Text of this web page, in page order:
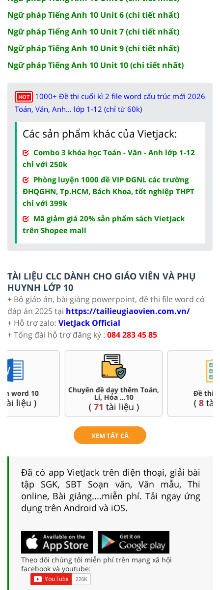
Ngữ pháp Tiếng Anh 10 Unit 6 (chi tiết nhất)
Ngữ pháp Tiếng Anh 10 Unit 7 (chi tiết nhất)
Ngữ pháp Tiếng Anh 10 Unit 9 (chi tiết nhất)
Ngữ pháp Tiếng Anh 10 Unit 10 (chi tiết nhất)
HOT
1000+ Đề thi cuối kì 2 file word cấu trúc mới 2026
Toán, Văn, Anh... lớp 1-12 (chỉ từ 60k)
Các sản phẩm khác của Vietjack:
Combo 3 khóa học Toán - Văn - Anh lớp 1-12
chỉ với 250k
Phòng luyện 1000 đề VIP ĐGNL các trường
ĐHQGHN, Tp.HCM, Bách Khoa, tốt nghiệp THPT
chỉ với 399k
Mã giảm giá 20% sản phẩm sách VietJack
trên Shopee mall
TÀI LIỆU CLC DÀNH CHO GIÁO VIÊN VÀ PHỤ
HUYNH LỚP 10
+ Bộ giáo án, bài giảng powerpoint, đề thi file word có
đáp án 2025 tại https://tailieugiaovien.com.vn/
+ Hỗ trợ zalo: VietJack Official
+ Tổng đài hỗ trợ đăng ký : 084 283 45 85
Đề thi HSG 10
(
Trắc nghiệm đúng sai 10
(
XEM TẤT CẢ
Đã có app VietJack trên điện thoại, giải bài
tập SGK, SBT Soạn văn, Văn mẫu, Thi
online, Bài giảng....miễn phí. Tải ngay ứng
dụng trên Android và iOS.
Theo dõi chúng tôi miễn phí trên mạng xã hội
facebook và youtube: